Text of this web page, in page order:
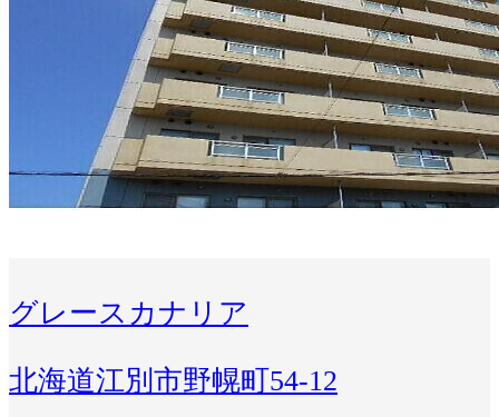
グレースカナリア
北海道江別市野幌町54-12